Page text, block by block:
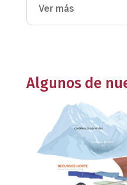
Ver más
Algunos de